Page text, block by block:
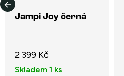
Jampi Joy černá
2 399 Kč
Skladem 1 ks